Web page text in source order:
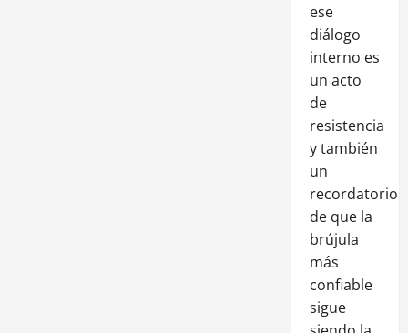
ese
diálogo
interno es
un acto
de
resistencia
y también
un
recordatorio
de que la
brújula
más
confiable
sigue